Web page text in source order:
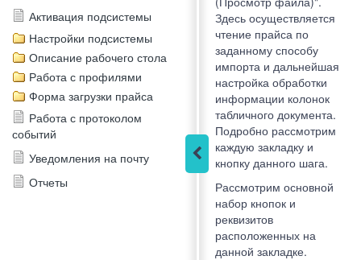
Активация подсистемы
Настройки подсистемы
Описание рабочего стола
Работа с профилями
Форма загрузки прайса
Работа с протоколом
событий
Уведомления на почту
Отчеты
Здесь осуществляется
чтение прайса по
заданному способу
импорта и дальнейшая
настройка обработки
информации колонок
табличного документа.
Подробно рассмотрим
каждую закладку и
кнопку данного шага.
Рассмотрим основной
набор кнопок и
реквизитов
расположенных на
данной закладке.